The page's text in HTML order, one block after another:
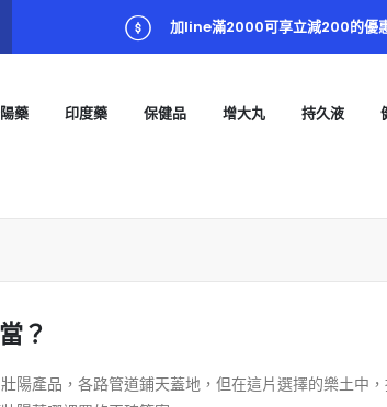
加line滿2000可享立減200的優
藥 印度藥 保健品 增大丸 持久液
？
陽產品，各路管道鋪天蓋地，但在這片選擇的樂土中